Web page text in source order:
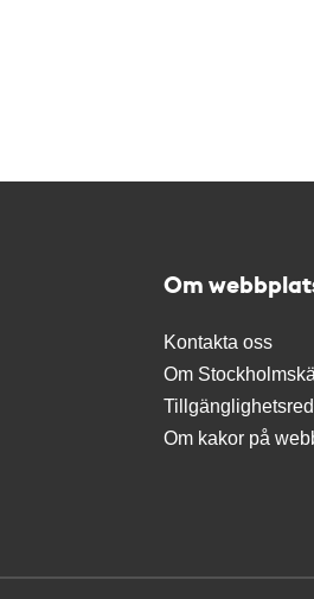
Om
Kontakta oss
Om
Om kakor på